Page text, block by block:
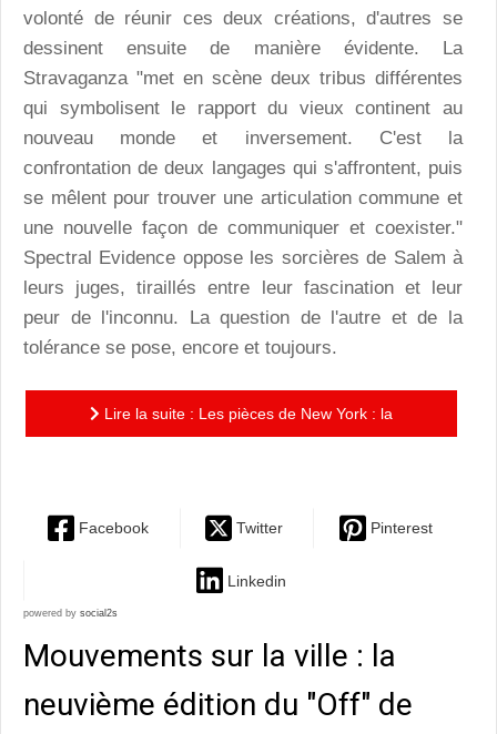
volonté de réunir ces deux créations, d'autres se
dessinent ensuite de manière évidente. La
Stravaganza "met en scène deux tribus différentes
qui symbolisent le rapport du vieux continent au
nouveau monde et inversement. C'est la
confrontation de deux langages qui s'affrontent, puis
se mêlent pour trouver une articulation commune et
une nouvelle façon de communiquer et coexister."
Spectral Evidence oppose les sorcières de Salem à
leurs juges, tiraillés entre leur fascination et leur
peur de l'inconnu. La question de l'autre et de la
tolérance se pose, encore et toujours.
Lire la suite : Les pièces de New York : la
Facebook Twitter Pinterest
Linkedin
powered by social2s
Mouvements sur la ville : la
neuvième édition du "Off" de